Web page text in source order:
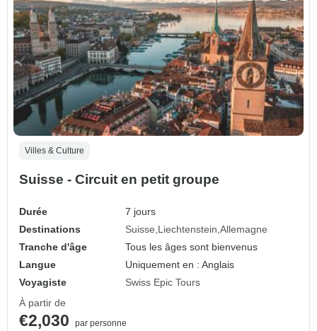
Villes & Culture
Suisse - Circuit en petit groupe
Durée
7 jours
Destinations
Suisse Liechtenstein Allemagne
Tranche d'âge
Tous les âges sont bienvenus
Langue
Uniquement en : Anglais
Voyagiste
Swiss Epic Tours
À partir de
€2,030
par personne